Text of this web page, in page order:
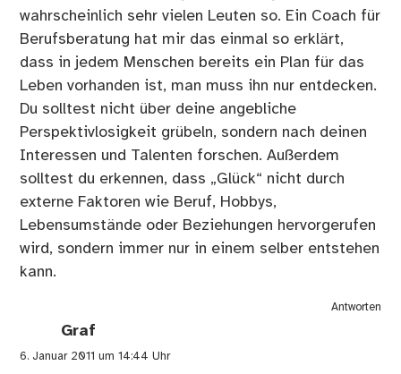
wahrscheinlich sehr vielen Leuten so. Ein Coach für
Berufsberatung hat mir das einmal so erklärt,
dass in jedem Menschen bereits ein Plan für das
Leben vorhanden ist, man muss ihn nur entdecken.
Du solltest nicht über deine angebliche
Perspektivlosigkeit grübeln, sondern nach deinen
Interessen und Talenten forschen. Außerdem
solltest du erkennen, dass „Glück“ nicht durch
externe Faktoren wie Beruf, Hobbys,
Lebensumstände oder Beziehungen hervorgerufen
wird, sondern immer nur in einem selber entstehen
kann.
Antworten
Graf
6. Januar 2011 um 14:44 Uhr